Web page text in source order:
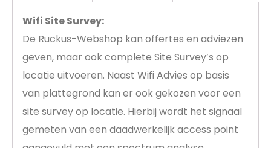
Wifi Site Survey:
De Ruckus-Webshop kan offertes en adviezen
geven, maar ook complete Site Survey’s op
locatie uitvoeren. Naast Wifi Advies op basis
van plattegrond kan er ook gekozen voor een
site survey op locatie. Hierbij wordt het signaal
gemeten van een daadwerkelijk access point